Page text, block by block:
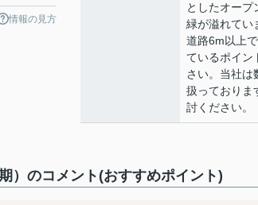
情報の見方
としたオープ
緑が溢れてい
道路6m以上
ているポイン
さい。当社は
扱っておりま
討ください。
）のコメント(おすすめポイント)